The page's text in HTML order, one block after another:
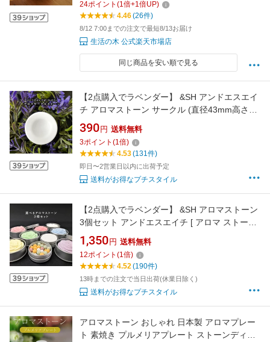
24ポイント (1倍+1倍UP)
4.46(26件)
8/12 7:00までの注文で最短8/13お届け
生活の木 公式楽天市場店
同じ商品を安い順で見る
【2点購入でラベンダー】 &SH アンドエスエイ
チ アロマストーン サークル (直径43mm高さ
6mm)[ アロマ ストーン アロマオイル アロマプ
レート ディフューザー エッセンシャルオイル ]
【 定形外 送料無料 】
390 円 送料無料
3ポイント (1倍)
4.53(131件)
即日〜2営業日以内に出荷予定
送料がお得なプチスタイル
【2点購入でラベンダー】 &SH アロマストーン
3個セット アンドエスエイチ [ アロマ ストーン
アロマオイル アロマプレート ディフューザー
エッセンシャルオイル 香り アロマグッズ おし
ゃれ 寝室 プレゼント ギフト ]tg_smc +lt3+
1,350 円 送料無料
12ポイント (1倍)
4.52(190件)
13時までの注文で当日出荷(休業日除く)
送料がお得なプチスタイル
アロマストーン おしゃれ 日本製 アロマプレー
ト 素焼き プルメリアプレート ストーンディフ